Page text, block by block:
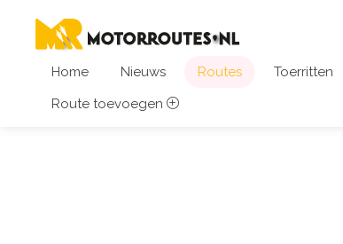
Home Nieuws Routes Toerritten
Route toevoegen